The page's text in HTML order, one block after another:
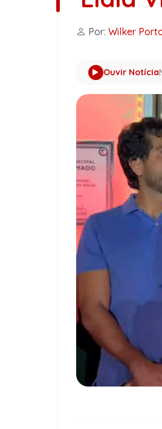
Por: Wilker
Ouvir Notícia